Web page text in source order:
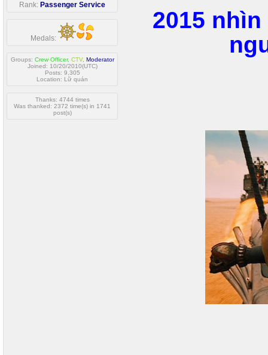
Rank: Passenger Service
Medals:
Groups: Crew Officer, CTV, Moderator
Joined: 10/20/2010(UTC)
Posts: 9,305
Location: Lữ quán
Thanks: 4744 times
Was thanked: 2372 time(s) in 1741
post(s)
2015